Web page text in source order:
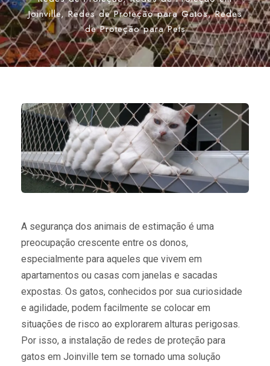
Joinville, Redes de Proteção para Gatos, Redes
de Proteção para Pets
A segurança dos animais de estimação é uma
preocupação crescente entre os donos,
especialmente para aqueles que vivem em
apartamentos ou casas com janelas e sacadas
expostas. Os gatos, conhecidos por sua curiosidade
e agilidade, podem facilmente se colocar em
situações de risco ao explorarem alturas perigosas.
Por isso, a instalação de redes de proteção para
gatos em Joinville tem se tornado uma solução